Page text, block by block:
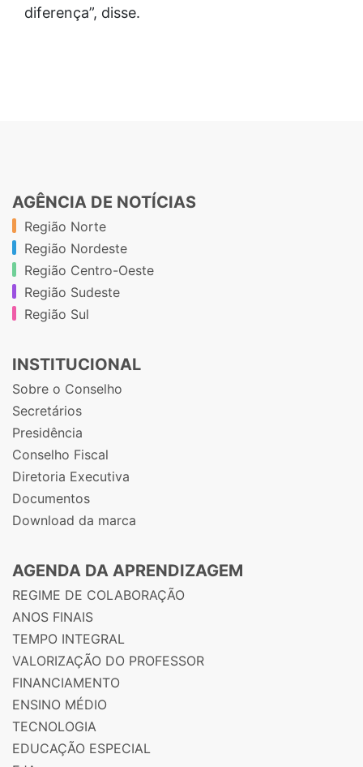
diferença”, disse.
AGÊNCIA DE NOTÍCIAS
Região Norte
Região Nordeste
Região Centro-Oeste
Região Sudeste
Região Sul
INSTITUCIONAL
Sobre o Conselho
Secretários
Presidência
Conselho Fiscal
Diretoria Executiva
Documentos
Download da marca
AGENDA DA APRENDIZAGEM
REGIME DE COLABORAÇÃO
ANOS FINAIS
TEMPO INTEGRAL
VALORIZAÇÃO DO PROFESSOR
FINANCIAMENTO
ENSINO MÉDIO
TECNOLOGIA
EDUCAÇÃO ESPECIAL